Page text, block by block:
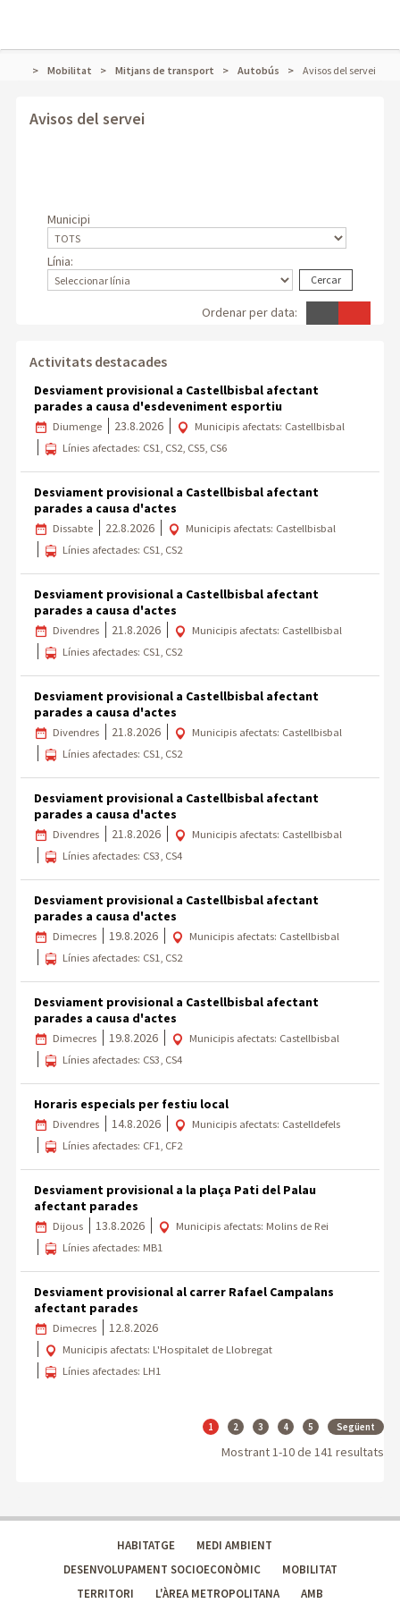
Mobilitat Mitjans de transport Autobús Avisos del servei
Avisos del servei
Municipi
Línia:
Cercar
Ordenar per data:
Activitats destacades
Desviament provisional a Castellbisbal afectant
parades a causa d'esdeveniment esportiu
Diumenge 23.8.2026
Municipis afectats: Castellbisbal
Línies afectades: CS1, CS2, CS5, CS6
Desviament provisional a Castellbisbal afectant
parades a causa d'actes
Dissabte 22.8.2026
Municipis afectats: Castellbisbal
Línies afectades: CS1, CS2
Desviament provisional a Castellbisbal afectant
parades a causa d'actes
Divendres 21.8.2026
Municipis afectats: Castellbisbal
Línies afectades: CS1, CS2
Desviament provisional a Castellbisbal afectant
parades a causa d'actes
Divendres 21.8.2026
Municipis afectats: Castellbisbal
Línies afectades: CS1, CS2
Desviament provisional a Castellbisbal afectant
parades a causa d'actes
Divendres 21.8.2026
Municipis afectats: Castellbisbal
Línies afectades: CS3, CS4
Desviament provisional a Castellbisbal afectant
parades a causa d'actes
Dimecres 19.8.2026
Municipis afectats: Castellbisbal
Línies afectades: CS1, CS2
Desviament provisional a Castellbisbal afectant
parades a causa d'actes
Dimecres 19.8.2026
Municipis afectats: Castellbisbal
Línies afectades: CS3, CS4
Horaris especials per festiu local
Divendres 14.8.2026
Municipis afectats: Castelldefels
Línies afectades: CF1, CF2
Desviament provisional a la plaça Pati del Palau
afectant parades
Dijous 13.8.2026
Municipis afectats: Molins de Rei
Línies afectades: MB1
Desviament provisional al carrer Rafael Campalans
afectant parades
Dimecres 12.8.2026
Municipis afectats: L'Hospitalet de Llobregat
Línies afectades: LH1
<%=Resources.Resource.Pagina
1
>
%>
2
>
%>
3
>
%>
4
>
%>
5 Següent
Mostrant1-10de 141 resultats
HABITATGE
MEDI AMBIENT
DESENVOLUPAMENT SOCIOECONÒMIC
MOBILITAT
TERRITORI
L'ÀREA METROPOLITANA AMB